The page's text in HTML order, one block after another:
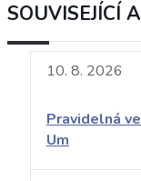
SOUVISEJÍCÍ
10. 8. 2026
Pravidelná
Um